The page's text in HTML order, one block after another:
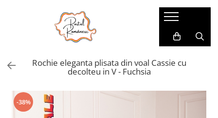
Pijamale Dama Marimi Mari
Pijamale Baieti
Pijamale Fetite
Imbracaminte copii
Imbracaminte Baieti
Rochie eleganta plisata din voal Cassie cu
decolteu in V - Fuchsia
-38%